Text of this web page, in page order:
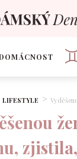
LIFESTYLE